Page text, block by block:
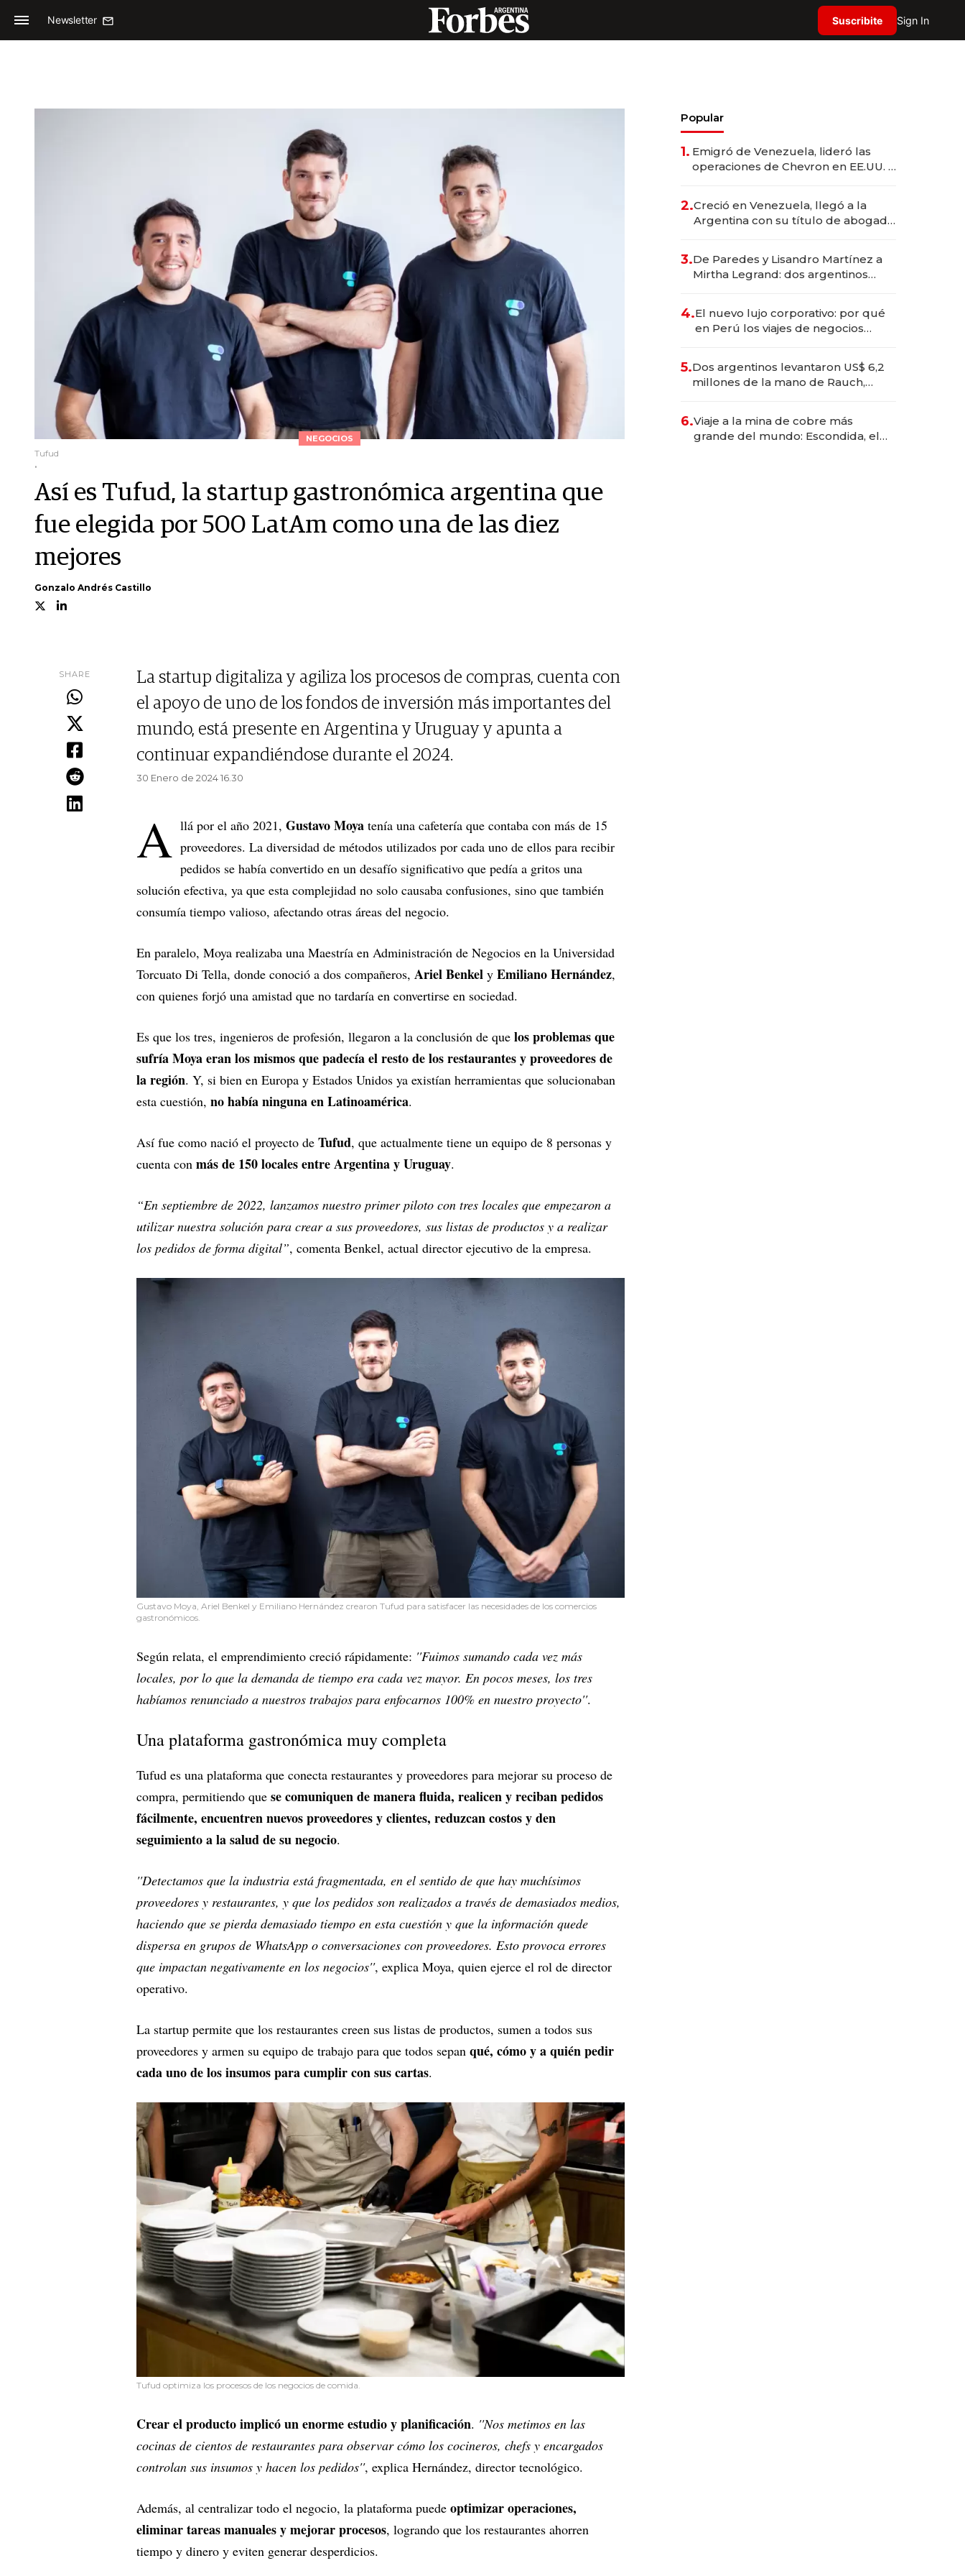
Newsletter Suscribite Sign In
NEGOCIOS
Tufud
.
Así es Tufud, la startup gastronómica argentina que
fue elegida por 500 LatAm como una de las diez
mejores
Gonzalo Andrés Castillo
SHARE
La startup digitaliza y agiliza los procesos de compras, cuenta con
el apoyo de uno de los fondos de inversión más importantes del
mundo, está presente en Argentina y Uruguay y apunta a
continuar expandiéndose durante el 2024.
30 Enero de 2024 16.30
A llá por el año 2021, Gustavo Moya tenía una cafetería que contaba con más de 15
proveedores. La diversidad de métodos utilizados por cada uno de ellos para recibir
pedidos se había convertido en un desafío significativo que pedía a gritos una
solución efectiva, ya que esta complejidad no solo causaba confusiones, sino que también
consumía tiempo valioso, afectando otras áreas del negocio.
En paralelo, Moya realizaba una Maestría en Administración de Negocios en la Universidad
Torcuato Di Tella, donde conoció a dos compañeros, Ariel Benkel y Emiliano Hernández,
con quienes forjó una amistad que no tardaría en convertirse en sociedad.
Es que los tres, ingenieros de profesión, llegaron a la conclusión de que los problemas que
sufría Moya eran los mismos que padecía el resto de los restaurantes y proveedores de
la región. Y, si bien en Europa y Estados Unidos ya existían herramientas que solucionaban
esta cuestión, no había ninguna en Latinoamérica.
Así fue como nació el proyecto de Tufud, que actualmente tiene un equipo de 8 personas y
cuenta con más de 150 locales entre Argentina y Uruguay.
“En septiembre de 2022, lanzamos nuestro primer piloto con tres locales que empezaron a
utilizar nuestra solución para crear a sus proveedores, sus listas de productos y a realizar
los pedidos de forma digital”, comenta Benkel, actual director ejecutivo de la empresa.
Gustavo Moya, Ariel Benkel y Emiliano Hernández crearon Tufud para satisfacer las necesidades de los comercios
gastronómicos.
Según relata, el emprendimiento creció rápidamente: ''Fuimos sumando cada vez más
locales, por lo que la demanda de tiempo era cada vez mayor. En pocos meses, los tres
habíamos renunciado a nuestros trabajos para enfocarnos 100% en nuestro proyecto''.
Una plataforma gastronómica muy completa
Tufud es una plataforma que conecta restaurantes y proveedores para mejorar su proceso de
compra, permitiendo que se comuniquen de manera fluida, realicen y reciban pedidos
fácilmente, encuentren nuevos proveedores y clientes, reduzcan costos y den
seguimiento a la salud de su negocio.
''Detectamos que la industria está fragmentada, en el sentido de que hay muchísimos
proveedores y restaurantes, y que los pedidos son realizados a través de demasiados medios,
haciendo que se pierda demasiado tiempo en esta cuestión y que la información quede
dispersa en grupos de WhatsApp o conversaciones con proveedores. Esto provoca errores
que impactan negativamente en los negocios'', explica Moya, quien ejerce el rol de director
operativo.
La startup permite que los restaurantes creen sus listas de productos, sumen a todos sus
proveedores y armen su equipo de trabajo para que todos sepan qué, cómo y a quién pedir
cada uno de los insumos para cumplir con sus cartas.
Tufud optimiza los procesos de los negocios de comida.
Crear el producto implicó un enorme estudio y planificación. ''Nos metimos en las
cocinas de cientos de restaurantes para observar cómo los cocineros, chefs y encargados
controlan sus insumos y hacen los pedidos'', explica Hernández, director tecnológico.
Además, al centralizar todo el negocio, la plataforma puede optimizar operaciones,
eliminar tareas manuales y mejorar procesos, logrando que los restaurantes ahorren
tiempo y dinero y eviten generar desperdicios.
Popular
1. Emigró de Venezuela, lideró las
operaciones de Chevron en EE.UU. y
2.Creció en Venezuela, llegó a la
Argentina con su título de abogado
marcas "fast premium"
3.De Paredes y Lisandro Martínez a
Mirtha Legrand: dos argentinos
4.El nuevo lujo corporativo: por qué
en Perú los viajes de negocios
transformadoras
5.Dos argentinos levantaron US$ 6,2
millones de la mano de Rauch,
6.Viaje a la mina de cobre más
grande del mundo: Escondida, el